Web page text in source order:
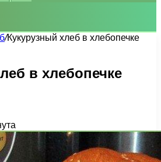
/Кукурузный хлеб в хлебопечке
в хлебопечке